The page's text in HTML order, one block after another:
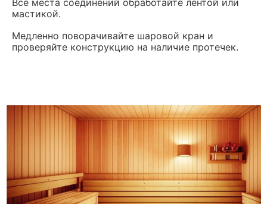
Все места соединений обработайте лентой или
мастикой.
Медленно поворачивайте шаровой кран и
проверяйте конструкцию на наличие протечек.